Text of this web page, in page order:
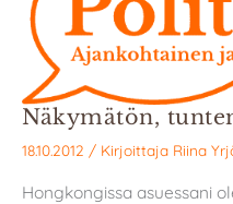
Näkymätön,
18.10.2012 / Kirjoittaja Riina
Hongkongissa asuessani